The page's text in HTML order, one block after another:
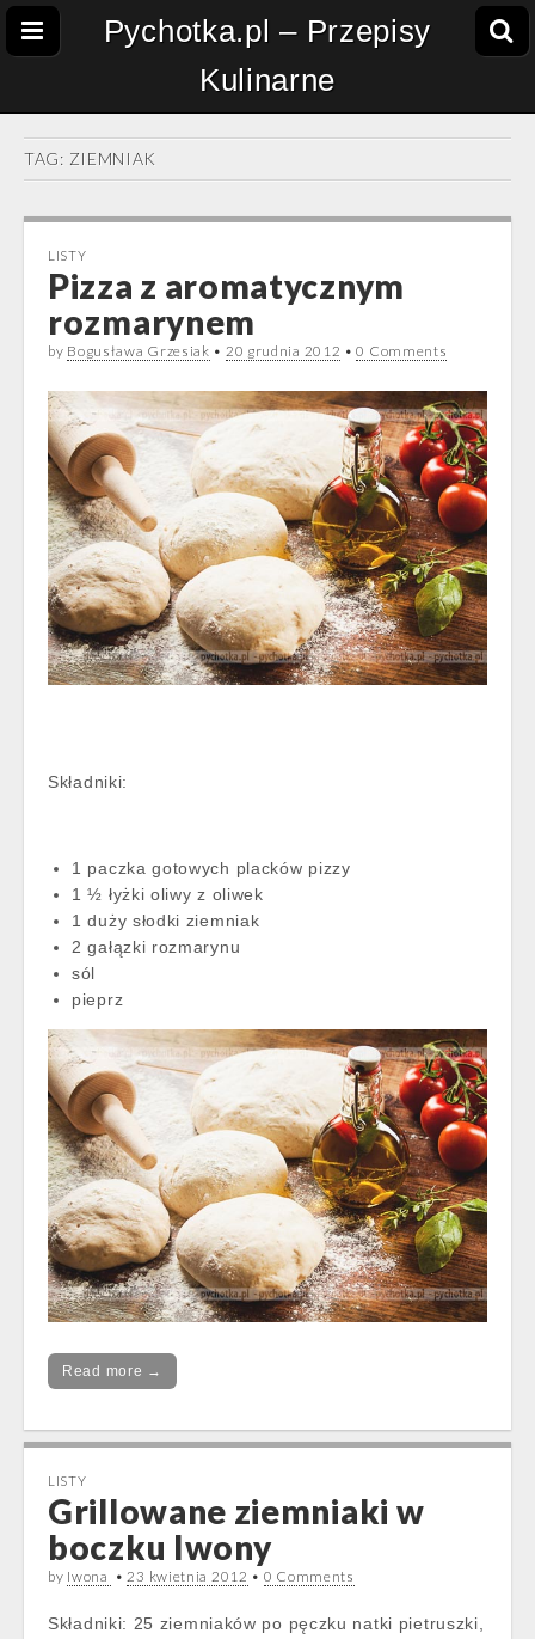
Pychotka.pl – Przepisy
Kulinarne
TAG: ZIEMNIAK
LISTY
Pizza z aromatycznym
rozmarynem
by Bogusława Grzesiak • 20 grudnia 2012 •0 Comments
Składniki:
1 paczka gotowych placków pizzy
1 ½ łyżki oliwy z oliwek
1 duży słodki ziemniak
2 gałązki rozmarynu
sól
pieprz
Read more →
LISTY
Grillowane ziemniaki w
boczku Iwony
by Iwona •23 kwietnia 2012 • 0 Comments
Składniki: 25 ziemniaków po pęczku natki pietruszki,